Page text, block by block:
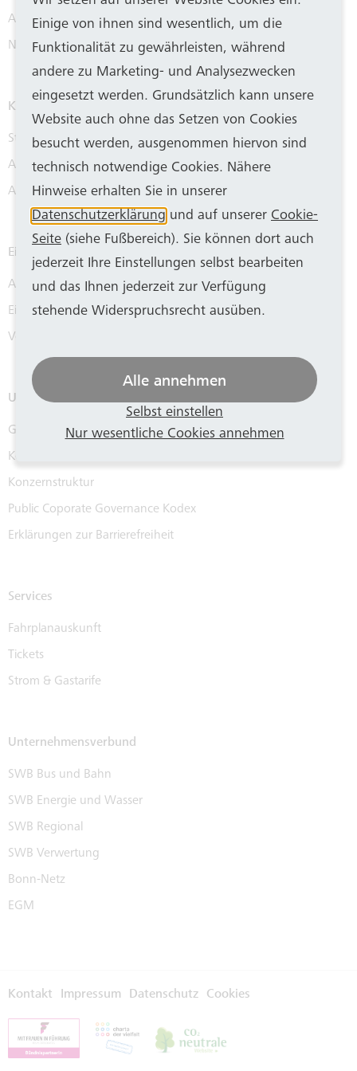
Aktuelle Meldungen
Newsletter
Karriere
Stellenangebote
Ausbildung & Praktikum
Arbeiten bei SWB
Einkauf
Ausschreibungen
Einkaufsbedingungen
Verkauf und Vermietung
Unternehmen
Geschäftsführung
Kennzahlen
Konzernstruktur
Public Coporate Governance Kodex
Erklärungen zur Barrierefreiheit
Services
Fahrplanauskunft
Tickets
Strom & Gastarife
Unternehmensverbund
SWB Bus und Bahn
SWB Energie und Wasser
SWB Regional
SWB Verwertung
Bonn-Netz
EGM
Kontakt Impressum Datenschutz Cookies
Einige von ihnen sind wesentlich, um die
Funktionalität zu gewährleisten, während
andere zu Marketing- und Analysezwecken
eingesetzt werden. Grundsätzlich kann unsere
Website auch ohne das Setzen von Cookies
besucht werden, ausgenommen hiervon sind
technisch notwendige Cookies. Nähere
Hinweise erhalten Sie in unserer
Datenschutzerklärung und auf unserer Cookie-
Seite (siehe Fußbereich). Sie können dort auch
jederzeit Ihre Einstellungen selbst bearbeiten
und das Ihnen jederzeit zur Verfügung
stehende Widerspruchsrecht ausüben.
Alle annehmen
Selbst einstellen
Nur wesentliche Cookies annehmen